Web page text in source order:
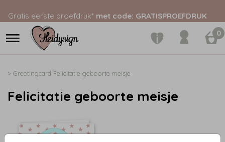
Gratis eerste proefdruk* met code: GRATISPROEFDRUK
0
> Greetingcard Felicitatie geboorte meisje
Felicitatie geboorte meisje